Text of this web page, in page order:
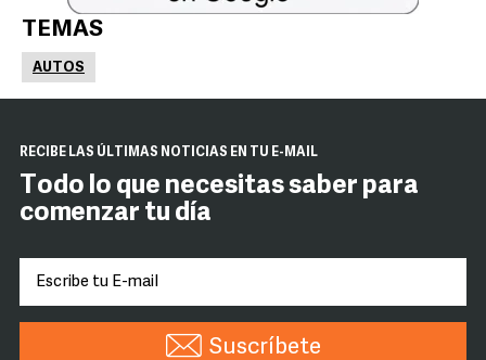
TEMAS
AUTOS
RECIBE LAS ÚLTIMAS NOTICIAS EN TU E-MAIL
Todo lo que necesitas saber para
comenzar tu día
Suscríbete